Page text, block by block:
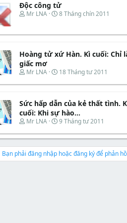
Độc công tử
T
e
d
s
t
a
r
e
r
Mr LNA
N
y
ắ
đ
ầ
u
8 Tháng chín 2011
Hoàng tử xứ Hàn. Kì cuối: Chỉ
giấc mơ
T
r
a
d
s
a
e
Mr LNA
N
à
b
ắ
t
ầ
18 Tháng tư 2011
Sức hấp dẫn của kẻ thất tình.
cuối: Khi sự hào...
T
r
a
d
Mr LNA
N
à
b
ắ
9 Tháng tư 2011
Bạn phải đăng nhập hoặc đăng ký để phản